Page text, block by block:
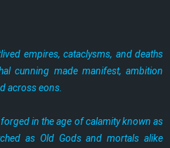
empires, cataclysms, and deaths
cunning made manifest, ambition
across eons.
in the age of calamity known as
as Old Gods and mortals alike